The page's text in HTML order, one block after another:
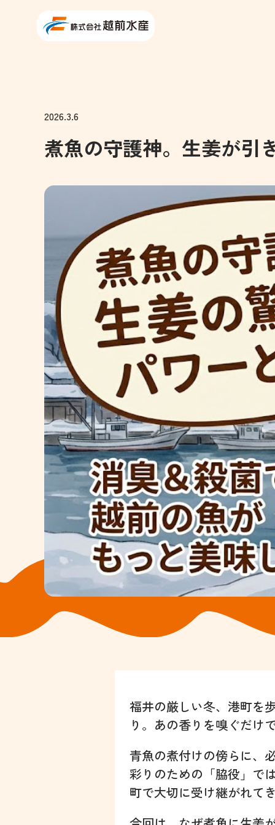
2026.3.6
煮魚の守護神。生姜が引
福井の厳しい冬、港町を
り。あの香りを嗅ぐだけ
青魚の煮付けの傍らに、
彩りのための「脇役」で
町で大切に受け継がれて